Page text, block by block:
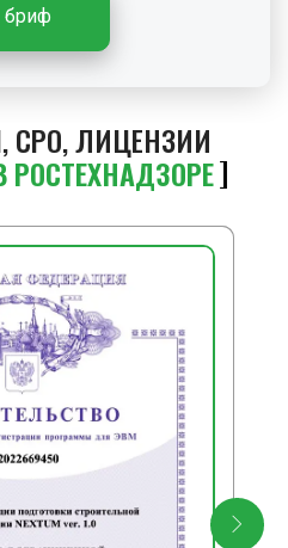
бриф
СРО, ЛИЦЕНЗИИ
РОСТЕХНАДЗОРЕ